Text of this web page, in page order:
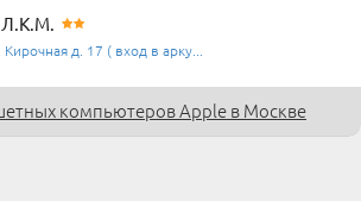
Л.К.М.
д. 17 ( вход в арку...
компьютеров Apple в Москве